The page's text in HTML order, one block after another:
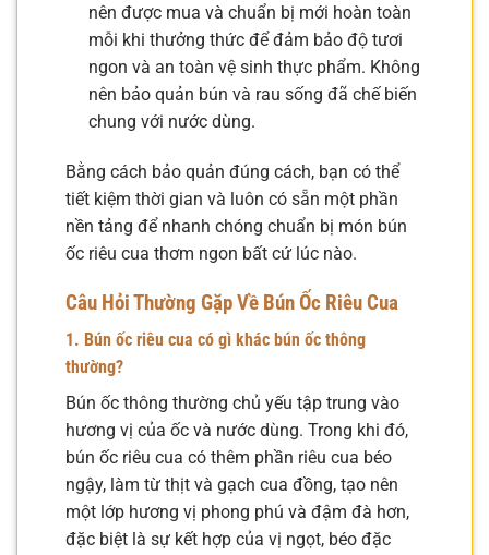
nên được mua và chuẩn bị mới hoàn toàn
mỗi khi thưởng thức để đảm bảo độ tươi
ngon và an toàn vệ sinh thực phẩm. Không
nên bảo quản bún và rau sống đã chế biến
chung với nước dùng.
Bằng cách bảo quản đúng cách, bạn có thể
tiết kiệm thời gian và luôn có sẵn một phần
nền tảng để nhanh chóng chuẩn bị món bún
ốc riêu cua thơm ngon bất cứ lúc nào.
Câu Hỏi Thường Gặp Về Bún Ốc Riêu Cua
1. Bún ốc riêu cua có gì khác bún ốc thông
thường?
Bún ốc thông thường chủ yếu tập trung vào
hương vị của ốc và nước dùng. Trong khi đó,
bún ốc riêu cua có thêm phần riêu cua béo
ngậy, làm từ thịt và gạch cua đồng, tạo nên
một lớp hương vị phong phú và đậm đà hơn,
đặc biệt là sự kết hợp của vị ngọt, béo đặc